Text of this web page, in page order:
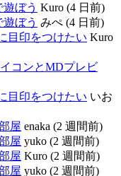
遊ぼう Kuro (4 日前)
遊ぼう みぺ (4 日前)
目印をつけたい Kuro
コンとMDプレビ
目印をつけたい いお
屋 enaka (2 週間前)
屋 yuko (2 週間前)
屋 Kuro (2 週間前)
屋 yuko (2 週間前)